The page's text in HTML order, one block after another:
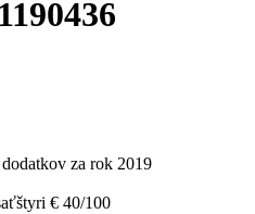
za rok 2019
€ 40/100